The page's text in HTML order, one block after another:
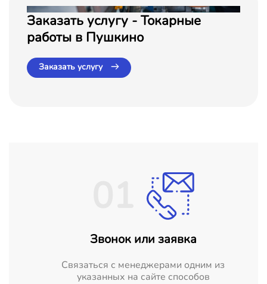
Заказать услугу - Токарные
работы в Пушкино
Заказать услугу
Звонок или заявка
Cвязаться с менеджерами одним из
указанных на сайте способов